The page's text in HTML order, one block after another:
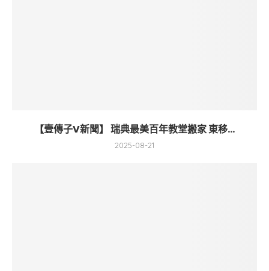
【壹傳子V新聞】 瑞典最美百年教堂搬家 東移...
2025-08-21